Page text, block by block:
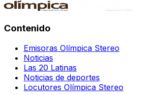
Contenido
Emisoras Olímpica Stereo
Noticias
Las 20 Latinas
Noticias de deportes
Locutores Olímpica Stereo